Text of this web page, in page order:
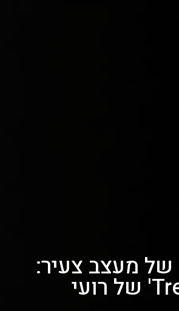
מעצב צעיר:
סדרת 'Tre' של רועי